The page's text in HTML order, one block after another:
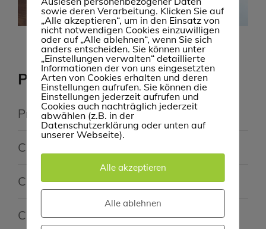
Portfolio Information
Project Name :Creative Template Design
Category
Client :Bara Kobama
Complete Date :01 April, 2018
sowie deren Verarbeitung. Klicken Sie auf
„Alle akzeptieren“, um in den Einsatz von
nicht notwendigen Cookies einzuwilligen
oder auf „Alle ablehnen“, wenn Sie sich
anders entscheiden. Sie können unter
„Einstellungen verwalten“ detaillierte
Informationen der von uns eingesetzten
Arten von Cookies erhalten und deren
Einstellungen aufrufen. Sie können die
Einstellungen jederzeit aufrufen und
Cookies auch nachträglich jederzeit
abwählen (z.B. in der
Datenschutzerklärung oder unten auf
unserer Webseite).
Alle akzeptieren
Alle ablehnen